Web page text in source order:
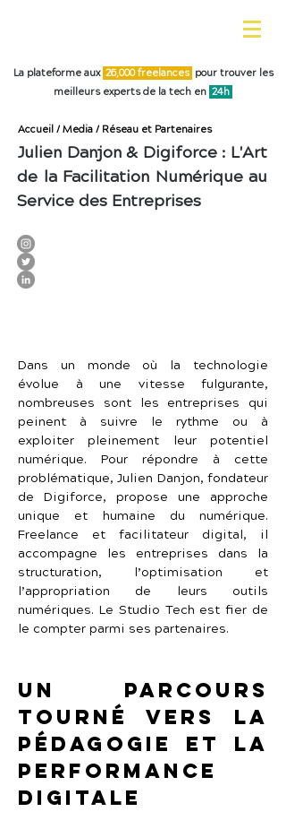
La plateforme aux 26,000 freelances pour trouver les
meilleurs experts de la tech en 24h
Accueil / Media / Réseau et Partenaires
Julien Danjon & Digiforce : L'Art
de la Facilitation Numérique au
Service des Entreprises
Dans un monde où la technologie
évolue à une vitesse fulgurante,
nombreuses sont les entreprises qui
peinent à suivre le rythme ou à
exploiter pleinement leur potentiel
numérique. Pour répondre à cette
problématique, Julien Danjon, fondateur
de Digiforce, propose une approche
unique et humaine du numérique.
Freelance et facilitateur digital, il
accompagne les entreprises dans la
structuration, l’optimisation et
l’appropriation de leurs outils
numériques. Le Studio Tech est fier de
le compter parmi ses partenaires.
Un parcours
tourné vers la
pédagogie et la
performance
digitale